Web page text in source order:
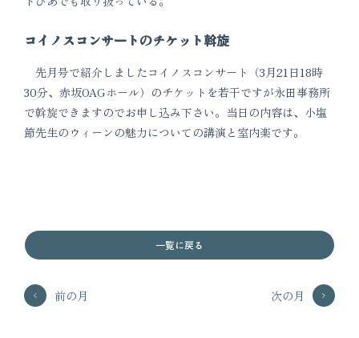
コイノスコンサートのチケット斡旋
先月号で紹介しましたコイノスコンサート（3月21日18時
30分、赤坂OAGホール）のチケットを若干ですが永田事務所
で斡旋できますのでお申し込み下さい。当日の内容は、小塩
節先生のウィーンの魅力についての講演と室内楽です。
前の月
一覧に戻る
次の月